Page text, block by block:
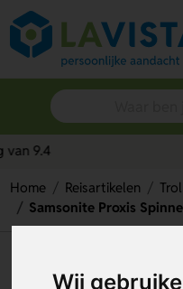
Wij
Snelle
Home Reisartikelen
Samsonite Proxis
Samsonite